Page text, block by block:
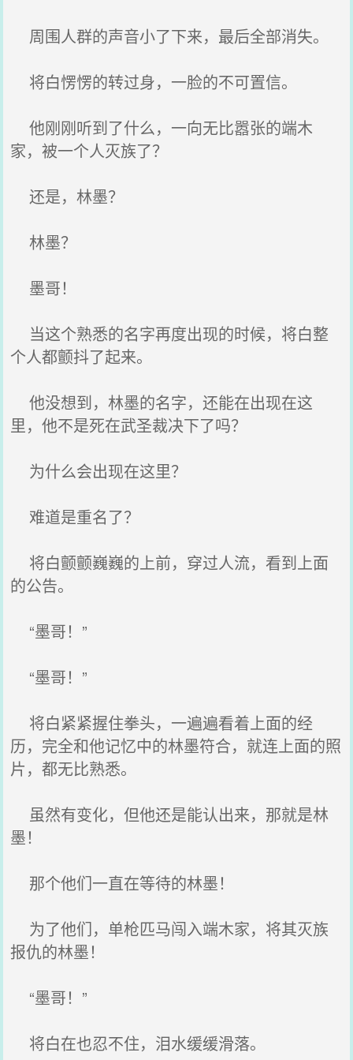
周围人群的声音小了下来，最后全部消失。
将白愣愣的转过身，一脸的不可置信。
他刚刚听到了什么，一向无比嚣张的端木
家，被一个人灭族了？
还是，林墨？
林墨？
墨哥！
当这个熟悉的名字再度出现的时候，将白整
个人都颤抖了起来。
他没想到，林墨的名字，还能在出现在这
里，他不是死在武圣裁决下了吗？
为什么会出现在这里？
难道是重名了？
将白颤颤巍巍的上前，穿过人流，看到上面
的公告。
“墨哥！”
“墨哥！”
将白紧紧握住拳头，一遍遍看着上面的经
历，完全和他记忆中的林墨符合，就连上面的照
片，都无比熟悉。
虽然有变化，但他还是能认出来，那就是林
墨！
那个他们一直在等待的林墨！
为了他们，单枪匹马闯入端木家，将其灭族
报仇的林墨！
“墨哥！”
将白在也忍不住，泪水缓缓滑落。